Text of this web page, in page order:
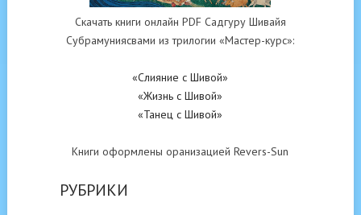
Скачать книги онлайн PDF Садгуру Шивайя
Субрамуниясвами из трилогии «Мастер-курс»:
«Слияние с Шивой»
«Жизнь с Шивой»
«Танец с Шивой»
Книги оформлены оранизацией Revers-Sun
РУБРИКИ